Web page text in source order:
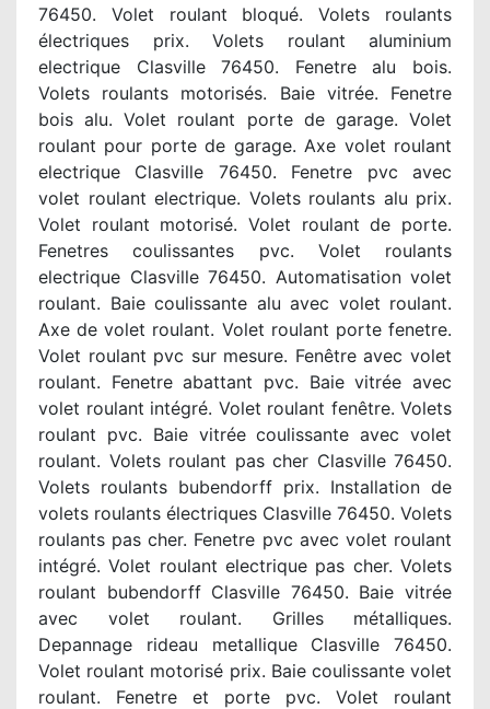
76450. Volet roulant bloqué. Volets roulants
électriques prix. Volets roulant aluminium
electrique Clasville 76450. Fenetre alu bois.
Volets roulants motorisés. Baie vitrée. Fenetre
bois alu. Volet roulant porte de garage. Volet
roulant pour porte de garage. Axe volet roulant
electrique Clasville 76450. Fenetre pvc avec
volet roulant electrique. Volets roulants alu prix.
Volet roulant motorisé. Volet roulant de porte.
Fenetres coulissantes pvc. Volet roulants
electrique Clasville 76450. Automatisation volet
roulant. Baie coulissante alu avec volet roulant.
Axe de volet roulant. Volet roulant porte fenetre.
Volet roulant pvc sur mesure. Fenêtre avec volet
roulant. Fenetre abattant pvc. Baie vitrée avec
volet roulant intégré. Volet roulant fenêtre. Volets
roulant pvc. Baie vitrée coulissante avec volet
roulant. Volets roulant pas cher Clasville 76450.
Volets roulants bubendorff prix. Installation de
volets roulants électriques Clasville 76450. Volets
roulants pas cher. Fenetre pvc avec volet roulant
intégré. Volet roulant electrique pas cher. Volets
roulant bubendorff Clasville 76450. Baie vitrée
avec volet roulant. Grilles métalliques.
Depannage rideau metallique Clasville 76450.
Volet roulant motorisé prix. Baie coulissante volet
roulant. Fenetre et porte pvc. Volet roulant